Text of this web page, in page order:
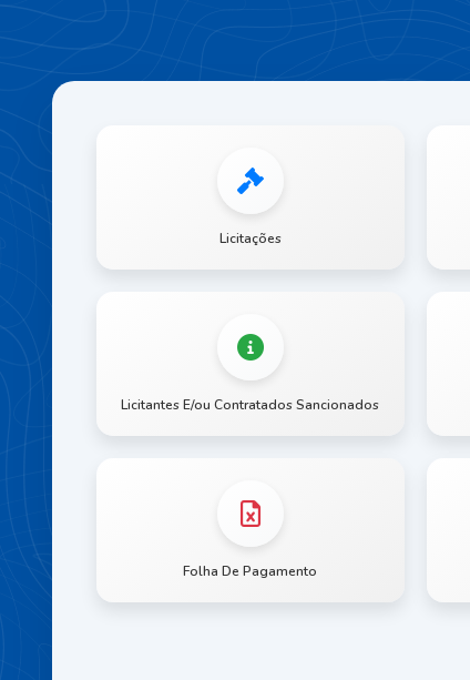
Licitações
Licitantes E/ou Contratados Sancionados
Folha De Pagamento